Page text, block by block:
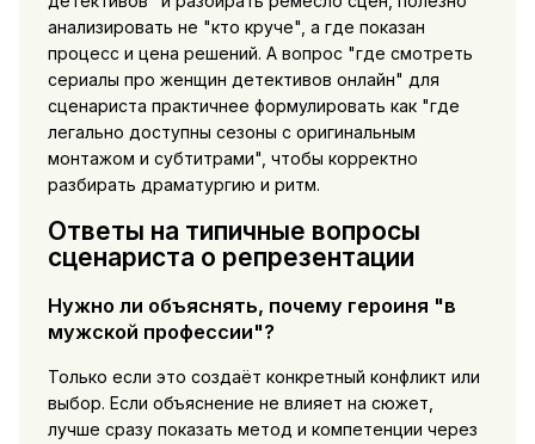
анализировать не "кто круче", а где показан
процесс и цена решений. А вопрос "где смотреть
сериалы про женщин детективов онлайн" для
сценариста практичнее формулировать как "где
легально доступны сезоны с оригинальным
монтажом и субтитрами", чтобы корректно
разбирать драматургию и ритм.
Ответы на типичные вопросы
сценариста о репрезентации
Нужно ли объяснять, почему героиня "в
мужской профессии"?
Только если это создаёт конкретный конфликт или
выбор. Если объяснение не влияет на сюжет,
лучше сразу показать метод и компетенции через